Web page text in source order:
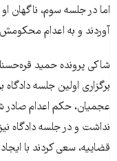
اما در جلسه‌ سوم، ناگهان
آوردند و به اعدام
شاکی پرونده حمید
برگزاری اولین جلسه
عجمیان، حکم اعدام
نداشت و در جلسه دادگاه
قضاییه، سعی کردند با